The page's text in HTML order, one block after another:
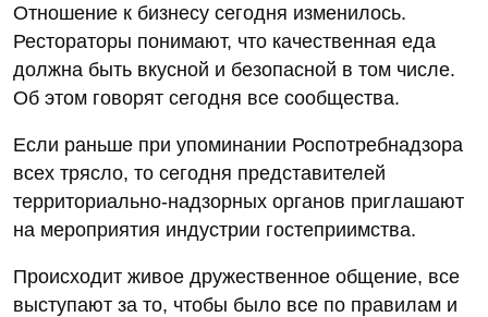
Отношение к бизнесу сегодня изменилось.
Рестораторы понимают, что качественная еда
должна быть вкусной и безопасной в том числе.
Об этом говорят сегодня все сообщества.
Если раньше при упоминании Роспотребнадзора
всех трясло, то сегодня представителей
территориально-надзорных органов приглашают
на мероприятия индустрии гостеприимства.
Происходит живое дружественное общение, все
выступают за то, чтобы было все по правилам и